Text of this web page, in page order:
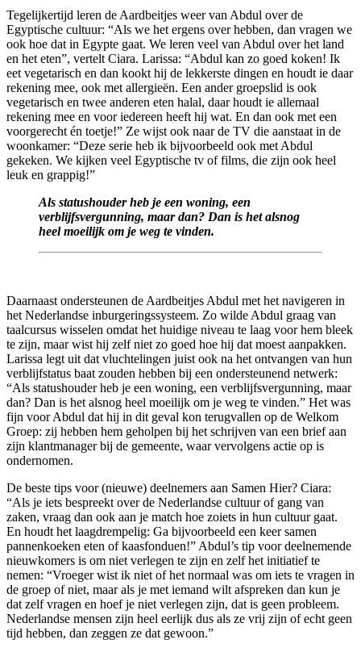
Tegelijkertijd leren de Aardbeitjes weer van Abdul over de
Egyptische cultuur: “Als we het ergens over hebben, dan vragen we
ook hoe dat in Egypte gaat. We leren veel van Abdul over het land
en het eten”, vertelt Ciara. Larissa: “Abdul kan zo goed koken! Ik
eet vegetarisch en dan kookt hij de lekkerste dingen en houdt ie daar
rekening mee, ook met allergieën. Een ander groepslid is ook
vegetarisch en twee anderen eten halal, daar houdt ie allemaal
rekening mee en voor iedereen heeft hij wat. En dan ook met een
voorgerecht én toetje!” Ze wijst ook naar de TV die aanstaat in de
woonkamer: “Deze serie heb ik bijvoorbeeld ook met Abdul
gekeken. We kijken veel Egyptische tv of films, die zijn ook heel
leuk en grappig!”
Als statushouder heb je een woning, een
verblijfsvergunning, maar dan? Dan is het alsnog
heel moeilijk om je weg te vinden.
Daarnaast ondersteunen de Aardbeitjes Abdul met het navigeren in
het Nederlandse inburgeringssysteem. Zo wilde Abdul graag van
taalcursus wisselen omdat het huidige niveau te laag voor hem bleek
te zijn, maar wist hij zelf niet zo goed hoe hij dat moest aanpakken.
Larissa legt uit dat vluchtelingen juist ook na het ontvangen van hun
verblijfstatus baat zouden hebben bij een ondersteunend netwerk:
“Als statushouder heb je een woning, een verblijfsvergunning, maar
dan? Dan is het alsnog heel moeilijk om je weg te vinden.” Het was
fijn voor Abdul dat hij in dit geval kon terugvallen op de Welkom
Groep: zij hebben hem geholpen bij het schrijven van een brief aan
zijn klantmanager bij de gemeente, waar vervolgens actie op is
ondernomen.
De beste tips voor (nieuwe) deelnemers aan Samen Hier? Ciara:
“Als je iets bespreekt over de Nederlandse cultuur of gang van
zaken, vraag dan ook aan je match hoe zoiets in hun cultuur gaat.
En houdt het laagdrempelig: Ga bijvoorbeeld een keer samen
pannenkoeken eten of kaasfonduen!” Abdul’s tip voor deelnemende
nieuwkomers is om niet verlegen te zijn en zelf het initiatief te
nemen: “Vroeger wist ik niet of het normaal was om iets te vragen in
de groep of niet, maar als je met iemand wilt afspreken dan kun je
dat zelf vragen en hoef je niet verlegen zijn, dat is geen probleem.
Nederlandse mensen zijn heel eerlijk dus als ze vrij zijn of echt geen
tijd hebben, dan zeggen ze dat gewoon.”